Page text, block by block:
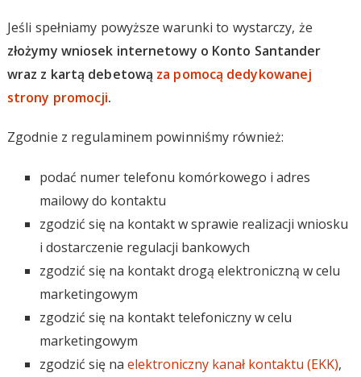
Jeśli spełniamy powyższe warunki to wystarczy, że
złożymy wniosek internetowy o Konto Santander
wraz z kartą debetową za pomocą dedykowanej
strony promocji.
Zgodnie z regulaminem powinniśmy również:
podać numer telefonu komórkowego i adres
mailowy do kontaktu
zgodzić się na kontakt w sprawie realizacji wniosku
i dostarczenie regulacji bankowych
zgodzić się na kontakt drogą elektroniczną w celu
marketingowym
zgodzić się na kontakt telefoniczny w celu
marketingowym
zgodzić się na elektroniczny kanał kontaktu (EKK),